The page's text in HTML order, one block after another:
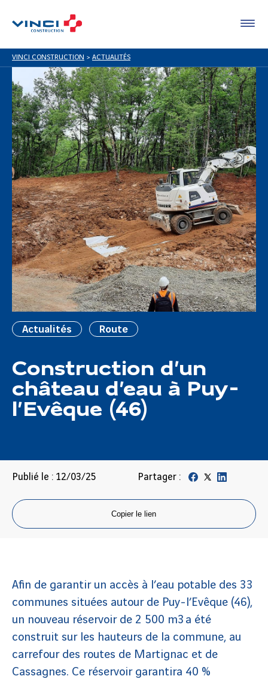
VINCI CONSTRUCTION > ACTUALITÉS
Actualités Route
Construction d’un
château d’eau à Puy-
l’Evêque (46)
Publié le : 12/03/25 Partager :
Copier le lien
Afin de garantir un accès à l’eau potable des 33
communes situées autour de Puy-l’Evêque (46),
un nouveau réservoir de 2 500 m3 a été
construit sur les hauteurs de la commune, au
carrefour des routes de Martignac et de
Cassagnes. Ce réservoir garantira 40 %